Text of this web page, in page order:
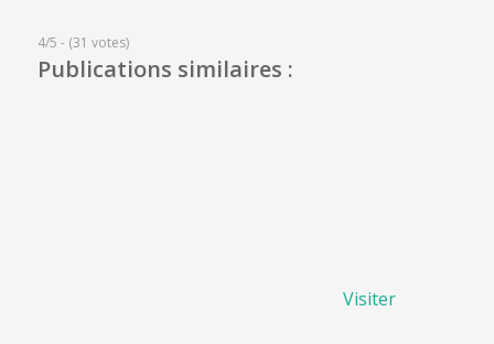
4/5 - (31 votes)
Publications similaires :
Visiter